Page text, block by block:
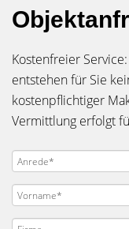
Kostenfreier
entstehen für Sie
kostenpflichtiger
Vermittlung erfolgt